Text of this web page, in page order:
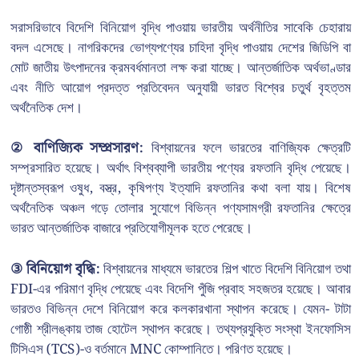
সরাসরিভাবে বিদেশি বিনিয়োগ বৃদ্ধি পাওয়ায় ভারতীয় অর্থনীতির সাবেকি চেহারায়
বদল এসেছে। নাগরিকদের ভোগ্যপণ্যের চাহিদা বৃদ্ধি পাওয়ায় দেশের জিডিপি বা
মোট জাতীয় উৎপাদনের ক্রমবর্ধমানতা লক্ষ করা যাচ্ছে। আন্তর্জাতিক অর্থভাণ্ডার
এবং নীতি আয়োগ প্রদত্ত প্রতিবেদন অনুযায়ী ভারত বিশ্বের চতুর্থ বৃহত্তম
অর্থনৈতিক দেশ।
② বাণিজ্যিক সম্প্রসারণ: বিশ্বায়নের ফলে ভারতের বাণিজ্যিক ক্ষেত্রটি
সম্প্রসারিত হয়েছে। অর্থাৎ বিশ্বব্যাপী ভারতীয় পণ্যের রফতানি বৃদ্ধি পেয়েছে।
দৃষ্টান্তস্বরূপ ওষুধ, বস্ত্র, কৃষিপণ্য ইত্যাদি রফতানির কথা বলা যায়। বিশেষ
অর্থনৈতিক অঞ্চল গড়ে তোলার সুযোগে বিভিন্ন পণ্যসামগ্রী রফতানির ক্ষেত্রে
ভারত আন্তর্জাতিক বাজারে প্রতিযোগীমূলক হতে পেরেছে।
③ বিনিয়োগ বৃদ্ধি:বিশ্বায়নের মাধ্যমে ভারতের শিল্প খাতে বিদেশি বিনিয়োগ তথা
FDI-এর পরিমাণ বৃদ্ধি পেয়েছে এবং বিদেশি পুঁজি প্রবাহ সহজতর হয়েছে। আবার
ভারতও বিভিন্ন দেশে বিনিয়োগ করে কলকারখানা স্থাপন করেছে। যেমন- টাটা
গোষ্ঠী শ্রীলঙ্কায় তাজ হোটেল স্থাপন করেছে। তথ্যপ্রযুক্তি সংস্থা ইনফোসিস
টিসিএস (TCS)-ও বর্তমানে MNC কোম্পানিতে। পরিণত হয়েছে।